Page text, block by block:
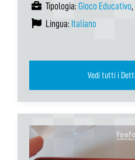
Tipologia: Gioco Educativo,
Lingua: Italiano